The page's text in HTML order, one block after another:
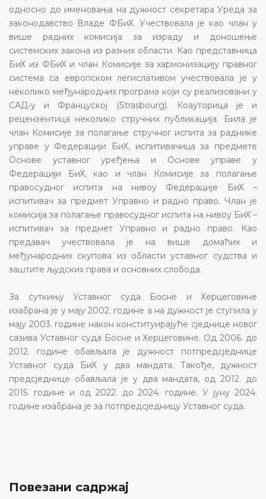
односно до именовања на дужност секретара Уреда за
законодавство Владе ФБиХ. Учествовала је као члан у
више радних комисија за израду и доношење
системских закона из разних области. Као представница
БиХ из ФБиХ и члан Комисије за хармонизацију правног
система са европском легислативом учествовала је у
неколико међународних програма који су реализовани у
САД-у и Француској (Strasbourg). Коауторица је и
рецензентица неколико стручних публикација. Била је
члан Комисије за полагање стручног испита за раднике
управе у Федерацији БиХ, испитивачица за предмете
Основе уставног уређења и Основе управе у
Федерацији БиХ, као и члан Комисије за полагање
правосудног испита на нивоу Федерације БиХ –
испитивач за предмет Управно и радно право. Члан је
комисија за полагање правосудног испита на нивоу БиХ –
испитивач за предмет Управно и радно право. Као
предавач учествовала је на више домаћих и
међународних скупова из области уставног судства и
заштите људских права и основних слобода.
За суткињу Уставног суда Босне и Херцеговине
изабрана је у мају 2002. године а на дужност је ступила у
мају 2003. године након конституирајуће сједнице новог
сазива Уставног суда Босне и Херцеговине. Од 2006. до
2012. године обављала је дужност потпредсједнице
Уставног суда БиХ у два мандата. Такође, дужност
предсједнице обављала је у два мандата, од 2012. до
2015. године и од 2022. до 2024. године. У јуну 2024.
године изабрана је за потпредсједницу Уставног суда.
Повезани садржај